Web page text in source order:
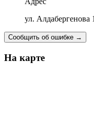
ул. Алдабергенова
Сообщить об ошибке →
На карте